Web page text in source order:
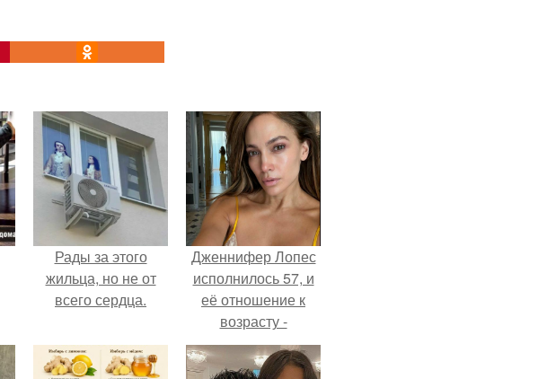
Рады за этого
жильца, но не от
всего сердца.
Дженнифер Лопес
исполнилось 57, и
её отношение к
возрасту -
настоящий
манифест